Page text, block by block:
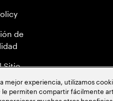
de
Sitio
experiencia, utilizamos
permiten compartir fácilmente